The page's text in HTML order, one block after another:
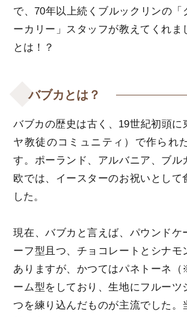
で、70年以上続くブルックリンの「
ーカリー」スタッフが教えてくれま
とは！？
バブカとは？
バブカの歴史は古く、19世紀初頭に
ヤ教徒のコミュニティ）で作られ
す。ポーランド、アルバニア、ブル
欧では、イースターのお祝いとして
した。
現在、バブカと言えば、パウンドケ
ーフ型且つ、チョコレートとシナモ
ありますが、かつてはパネトーネ
ーム型をしており、生地にフルーツ
つを練り込んだものが主流でした。